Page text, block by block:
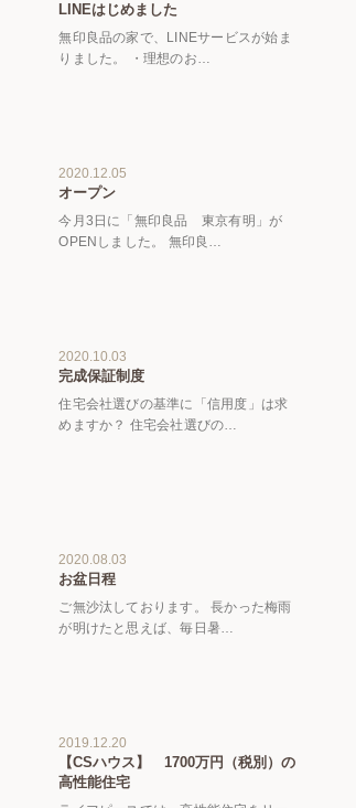
LINEはじめました
無印良品の家で、LINEサービスが始ま
りました。 ・理想のお…
2020.12.05
オープン
今月3日に「無印良品 東京有明」が
OPENしました。 無印良…
2020.10.03
完成保証制度
住宅会社選びの基準に「信用度」は求
めますか？ 住宅会社選びの…
2020.08.03
お盆日程
ご無沙汰しております。 長かった梅雨
が明けたと思えば、毎日暑…
2019.12.20
【CSハウス】 1700万円（税別）の
高性能住宅